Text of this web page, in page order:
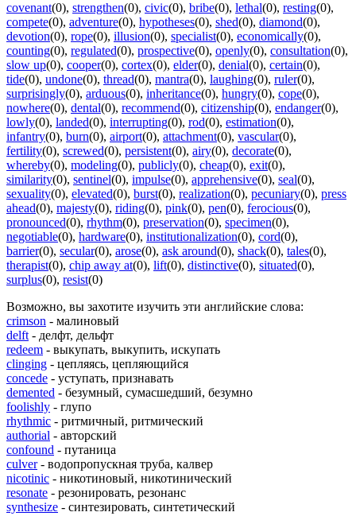
covenant(0), strengthen(0), civic(0), bribe(0), lethal(0), resting(0),
compete(0), adventure(0), hypotheses(0), shed(0), diamond(0),
devotion(0), rope(0), illusion(0), specialist(0), economically(0),
counting(0), regulated(0), prospective(0), openly(0), consultation(0),
slow up(0), cooper(0), cortex(0), elder(0), denial(0), certain(0),
tide(0), undone(0), thread(0), mantra(0), laughing(0), ruler(0),
surprisingly(0), arduous(0), inheritance(0), hungry(0), cope(0),
nowhere(0), dental(0), recommend(0), citizenship(0), endanger(0),
lowly(0), landed(0), interrupting(0), rod(0), estimation(0),
infantry(0), burn(0), airport(0), attachment(0), vascular(0),
fertility(0), screwed(0), persistent(0), airy(0), decorate(0),
whereby(0), modeling(0), publicly(0), cheap(0), exit(0),
similarity(0), sentinel(0), impulse(0), apprehensive(0), seal(0),
sexuality(0), elevated(0), burst(0), realization(0), pecuniary(0), press
ahead(0), majesty(0), riding(0), pink(0), pen(0), ferocious(0),
pronounced(0), rhythm(0), preservation(0), specimen(0),
negotiable(0), hardware(0), institutionalization(0), cord(0),
barrier(0), secular(0), arose(0), ask around(0), shack(0), tales(0),
therapist(0), chip away at(0), lift(0), distinctive(0), situated(0),
surplus(0), resist(0)
Возможно, вы захотите изучить эти английские слова:
crimson - малиновый
delft - делфт, дельфт
redeem - выкупать, выкупить, искупать
clinging - цепляясь, цепляющийся
concede - уступать, признавать
demented - безумный, сумасшедший, безумно
foolishly - глупо
rhythmic - ритмичный, ритмический
authorial - авторский
confound - путаница
culver- водопропускная труба, калвер
nicotinic - никотиновый, никотинический
resonate - резонировать, резонанс
synthesize - синтезировать, синтетический